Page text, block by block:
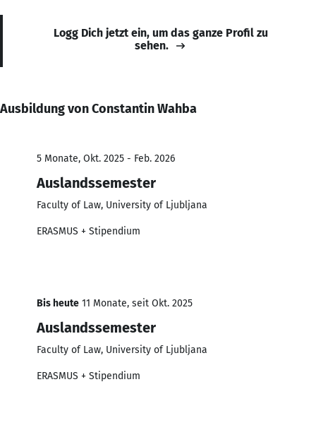
Logg Dich jetzt ein, um das ganze Profil zu
sehen.
Ausbildung von Constantin Wahba
5 Monate, Okt. 2025 - Feb. 2026
Auslandssemester
Faculty of Law, University of Ljubljana
ERASMUS + Stipendium
Bis heute 11 Monate, seit Okt. 2025
Auslandssemester
Faculty of Law, University of Ljubljana
ERASMUS + Stipendium